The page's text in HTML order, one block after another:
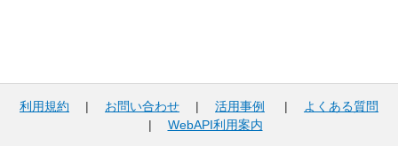
利用規約 | お問い合わせ | 活用事例 |
よくある質問
| WebAPI利用案内